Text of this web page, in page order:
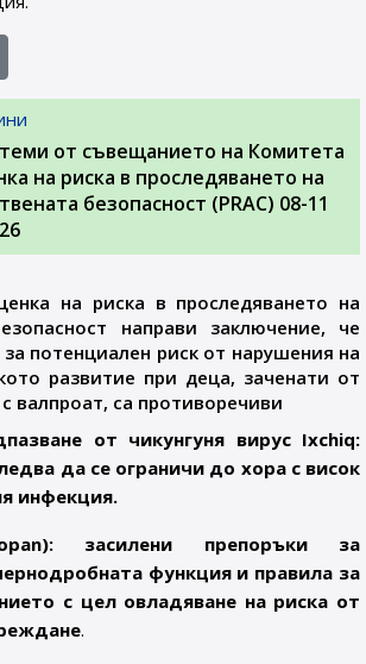
от съвещанието на Комитета
на риска в проследяването на
безопасност (PRAC) 08-11
на риска в проследяването на
направи заключение, че
за потенциален риск от нарушения на
развитие при деца, заченати от
валпроат, са противоречиви
от чикунгуня вирус Ixchiq:
да се ограничи до хора с висок
инфекция.
засилени препоръки за
функция и правила за
с цел овладяване на риска от
.